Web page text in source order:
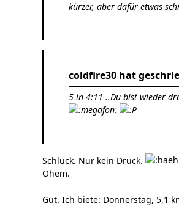
kürzer, aber dafür etwas
coldfire30 hat
5 in 4:11 ..Du bist wieder
Schluck. Nur kein Druck.
Öhem.
Gut. Ich biete: Donnerstag, 5,1